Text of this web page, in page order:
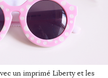
un imprimé Liberty et les